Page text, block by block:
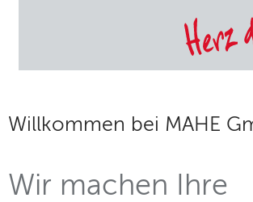
Willkommen bei MAHE
Wir machen Ihre